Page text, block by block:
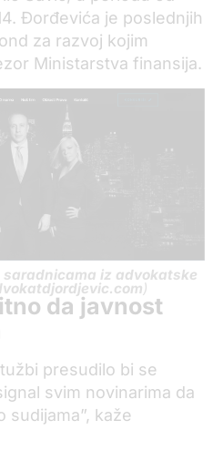
Đorđevića je poslednjih
za razvoj kojim
Ministarstva finansija.
iz advokatske
)
da javnost
presudilo bi se
svim novinarima da
sudijama”, kaže